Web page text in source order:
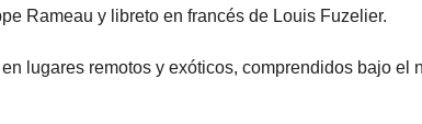
Rameau y libreto en francés de Louis Fuzelier.
lugares remotos y exóticos, comprendidos bajo el